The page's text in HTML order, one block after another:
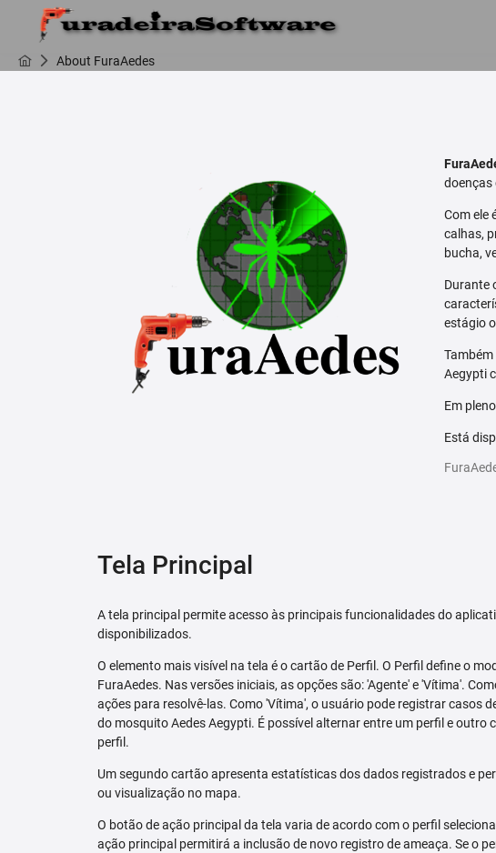
About FuraAedes
doenças
Com ele
calhas,
bucha,
Durante
estágio
Aegypti
Em
Está
Tela Principal
A tela principal permite acesso às principais funcionalidades do
disponibilizados.
O elemento mais visível na tela é o cartão de Perfil. O Perfil define o
FuraAedes. Nas versões iniciais, as opções são: 'Agente' e 'Vítima'.
ações para resolvê-las. Como 'Vítima', o usuário pode registrar casos
do mosquito Aedes Aegypti. É possível alternar entre um perfil e outro
perfil.
Um segundo cartão apresenta estatísticas dos dados registrados e
ou visualização no mapa.
O botão de ação principal da tela varia de acordo com o perfil
ação principal permitirá a inclusão de novo registro de ameaça. Se o